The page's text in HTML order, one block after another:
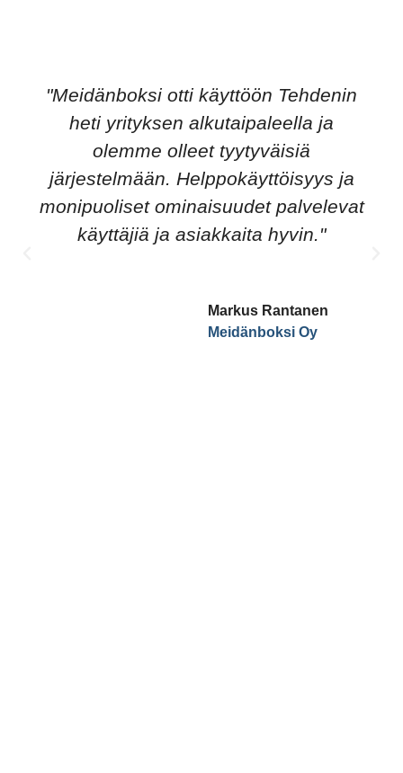
"Meidänboksi otti käyttöön Tehdenin
heti yrityksen alkutaipaleella ja
olemme olleet tyytyväisiä
järjestelmään. Helppokäyttöisyys ja
monipuoliset ominaisuudet palvelevat
käyttäjiä ja asiakkaita hyvin."
Markus Rantanen
Meidänboksi Oy